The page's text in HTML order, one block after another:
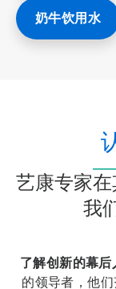
奶牛饮用水
艺康专家
我
了解创新的幕后
的领导者，他